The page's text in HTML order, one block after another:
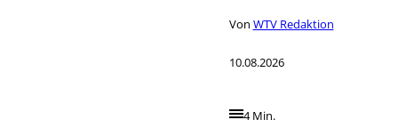
Von WTV Redaktion
10.08.2026
4 Min.